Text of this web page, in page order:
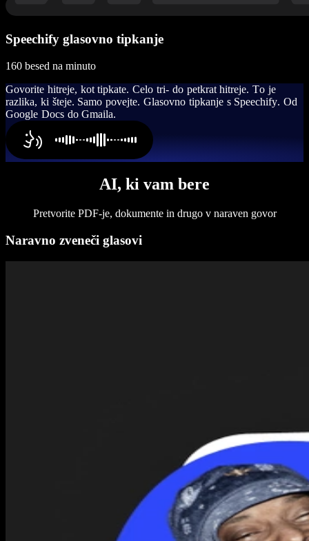
Speechify glasovno tipkanje
160 besed na minuto
Govorite hitreje, kot tipkate. Celo tri- do petkrat hitreje. To je
razlika, ki šteje. Samo povejte. Glasovno tipkanje s Speechify. Od
Google Docs do Gmaila.
AI, ki vam bere
Pretvorite PDF-je, dokumente in drugo v naraven govor
Naravno zveneči glasovi